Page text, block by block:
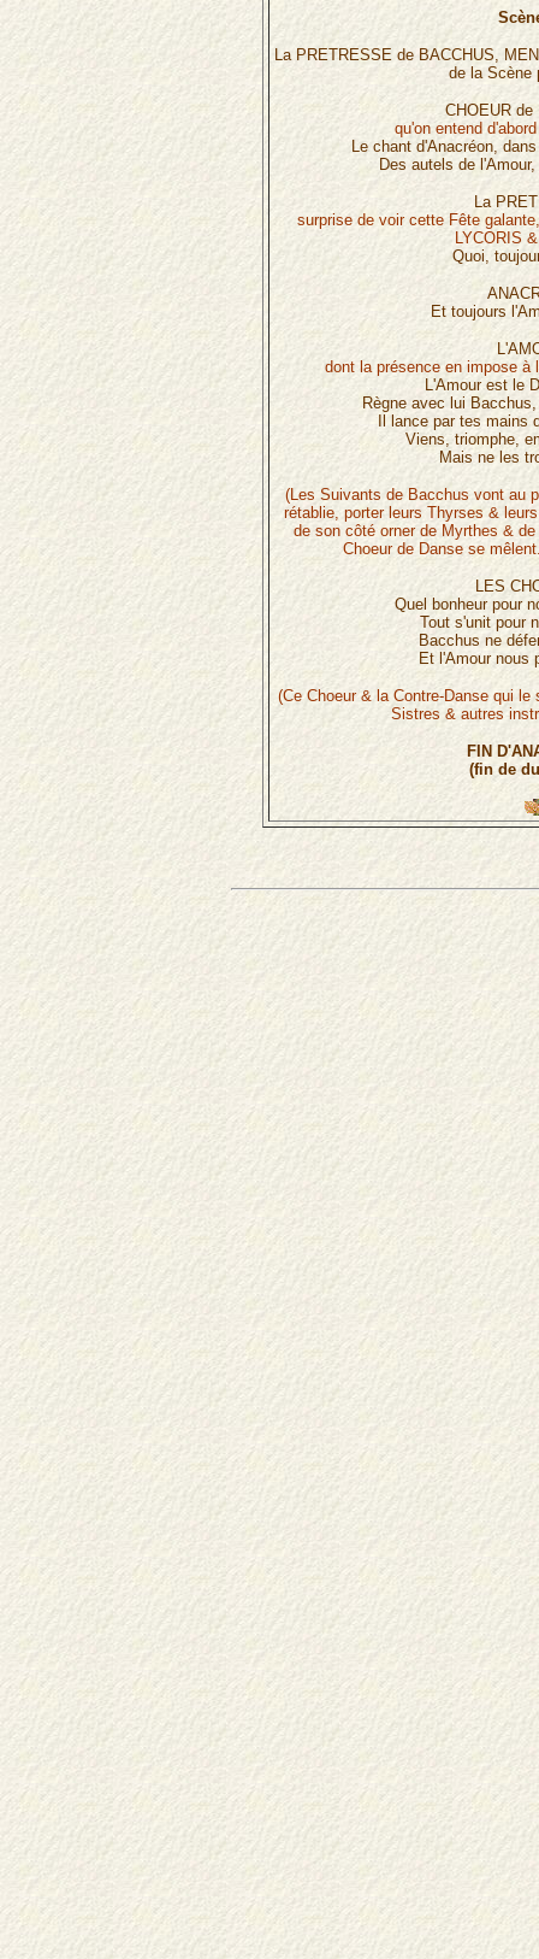
La PRETRESSE de BACCHUS,
de la Scène
CHOEUR de
qu'on entend
Le chant d'Anacréon,
Des autels de
La
surprise de voir cette Fête
LYCORIS
Quoi,
Et toujours
dont la présence en impose
L'Amour est le
Règne avec lui
Il lance par tes mains
Viens, triomphe,
Mais ne les
(Les Suivants de Bacchus vont au
rétablie, porter leurs Thyrses &
de son côté orner de Myrthes &
Choeur de Danse se
LES
Quel bonheur pour
Tout s'unit pour
Bacchus ne
Et l'Amour nous
(Ce Choeur & la Contre-Danse qui
Sistres & autres
FIN
(fin de